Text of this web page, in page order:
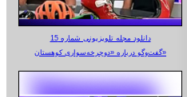
دانلود مجله تلویزیونی شماره 15
گفت‌وگو درباره «دوچرخه‌سواری کوهستان»